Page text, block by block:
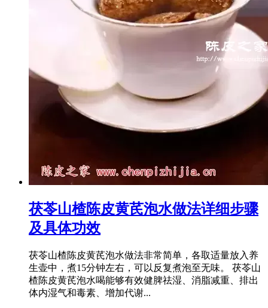
茯苓山楂陈皮黄芪泡水做法详细步骤
及具体功效
茯苓山楂陈皮黄芪泡水做法非常简单，各取适量放入养
生壶中，煮15分钟左右，可以反复煮泡至无味。 茯苓山
楂陈皮黄芪泡水喝能够有效健脾祛湿、消脂减重、排出
体内湿气和毒素、增加代谢...